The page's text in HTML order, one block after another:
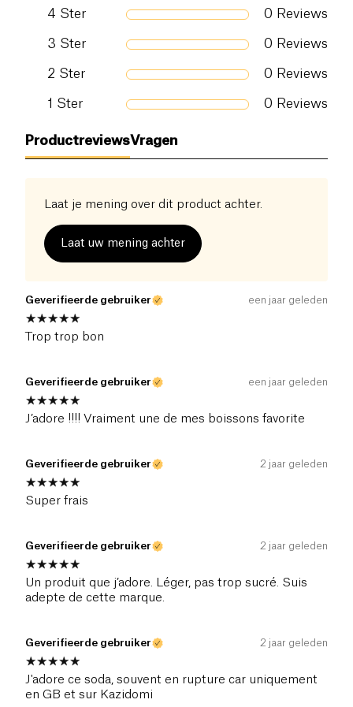
Zout (g) 0.1 g
4 Ster 0 Reviews
3 Ster 0 Reviews
2 Ster 0 Reviews
1 Ster 0 Reviews
ProductreviewsVragen
Laat je mening over dit product achter.
Laat uw mening achter
Geverifieerde gebruiker een jaar geleden
Trop trop bon
Geverifieerde gebruiker een jaar geleden
J’adore !!!! Vraiment une de mes boissons favorite
Geverifieerde gebruiker 2 jaar geleden
Super frais
Geverifieerde gebruiker 2 jaar geleden
Un produit que j’adore. Léger, pas trop sucré. Suis
adepte de cette marque.
Geverifieerde gebruiker 2 jaar geleden
J'adore ce soda, souvent en rupture car uniquement
en GB et sur Kazidomi